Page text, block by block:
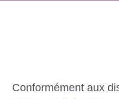
Conformément aux